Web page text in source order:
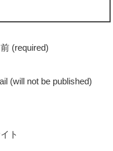
(required)
(will not be published)
ト